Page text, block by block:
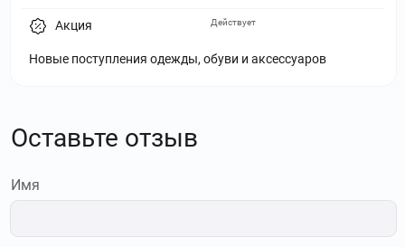
Акция
Новые поступления одежды, обуви и аксессуаров
Действует
Оставьте отзыв
Имя